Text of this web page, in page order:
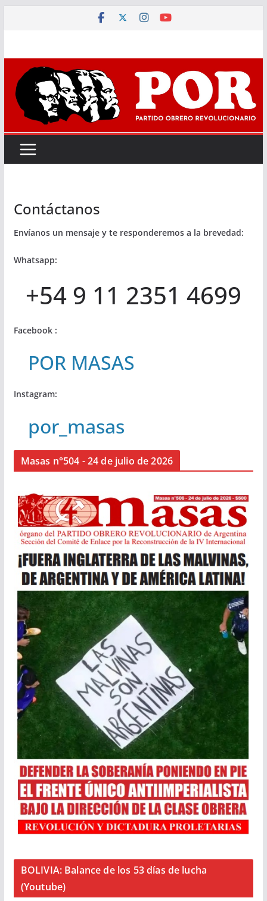
Contáctanos
Envíanos un mensaje y te responderemos a la brevedad:
Whatsapp:
+54 9 11 2351 4699
Facebook :
POR MASAS
Instagram:
por_masas
Masas n°504 - 24 de julio de 2026
BOLIVIA: Balance de los 53 días de lucha
(Youtube)